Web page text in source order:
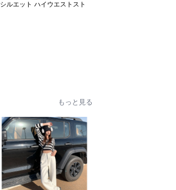
シルエット ハイウエストスト
もっと見る